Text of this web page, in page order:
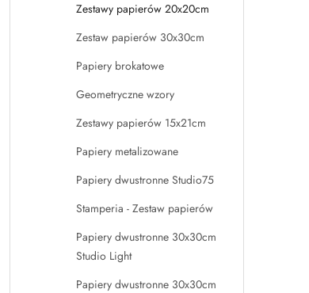
Zestawy papierów 20x20cm
Zestaw papierów 30x30cm
Papiery brokatowe
Geometryczne wzory
Zestawy papierów 15x21cm
Papiery metalizowane
Papiery dwustronne Studio75
Stamperia - Zestaw papierów
Papiery dwustronne 30x30cm
Studio Light
Papiery dwustronne 30x30cm